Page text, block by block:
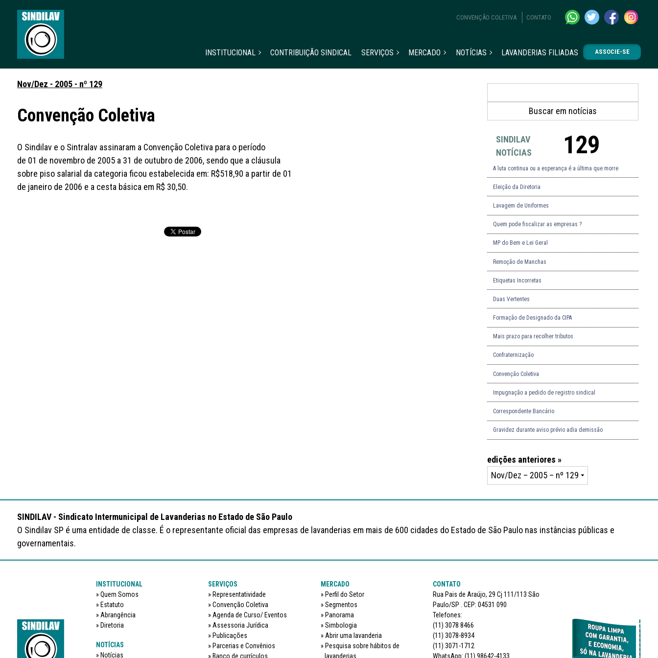
CONVENÇÃO COLETIVA CONTATO
INSTITUCIONAL CONTRIBUIÇÃO SINDICAL SERVIÇOS MERCADO NOTÍCIAS LAVANDERIAS FILIADAS ASSOCIE-SE
Nov/Dez - 2005 - nº 129
Convenção Coletiva
O Sindilav e o Sintralav assinaram a Convenção Coletiva para o período
de 01 de novembro de 2005 a 31 de outubro de 2006, sendo que a cláusula
sobre piso salarial da categoria ficou estabelecida em: R$518,90 a partir de 01
de janeiro de 2006 e a cesta básica em R$ 30,50.
SINDILAV
NOTÍCIAS
129
A luta continua ou a esperança é a última que morre
Eleição da Diretoria
Lavagem de Uniformes
Quem pode fiscalizar as empresas ?
MP do Bem e Lei Geral
Remoção de Manchas
Etiquetas Incorretas
Duas Vertentes
Formação de Designado da CIPA
Mais prazo para recolher tributos
Confraternização
Convenção Coletiva
Impugnação a pedido de registro sindical
Correspondente Bancário
Gravidez durante aviso prévio adia demissão
edições anteriores »
SINDILAV - Sindicato Intermunicipal de Lavanderias no Estado de São Paulo
O Sindilav SP é uma entidade de classe. É o representante oficial das empresas de lavanderias em mais de 600 cidades do Estado de São Paulo nas instâncias públicas e
governamentais.
INSTITUCIONAL
Quem Somos
Estatuto
Abrangência
Diretoria
NOTÍCIAS
Notícias
SERVIÇOS
Representatividade
Convenção Coletiva
Agenda de Curso/ Eventos
Assessoria Jurídica
Publicações
Parcerias e Convênios
Banco de currículos
MERCADO
Perfil do Setor
Segmentos
Panorama
Simbologia
Abrir uma lavanderia
Pesquisa sobre hábitos de
lavanderias
CONTATO
Rua Pais de Araújo, 29 Cj 111/113 São
Paulo/SP . CEP: 04531 090
Telefones:
(11) 3078 8466
(11) 3078-8934
(11) 3071-1712
WhatsApp: (11) 98642-4133